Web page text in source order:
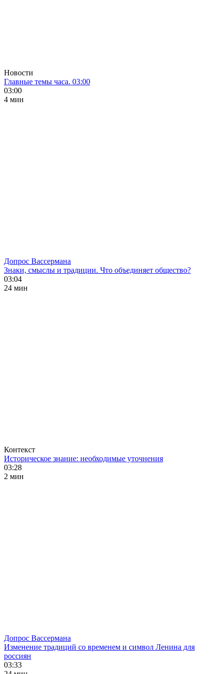
Новости
Главные темы часа. 03:00
03:00
4 мин
Допрос Вассермана
Знаки, смыслы и традиции. Что объединяет общество?
03:04
24 мин
Контекст
Историческое знание: необходимые уточнения
03:28
2 мин
Допрос Вассермана
Изменение традиций со временем и символ Ленина для
россиян
03:33